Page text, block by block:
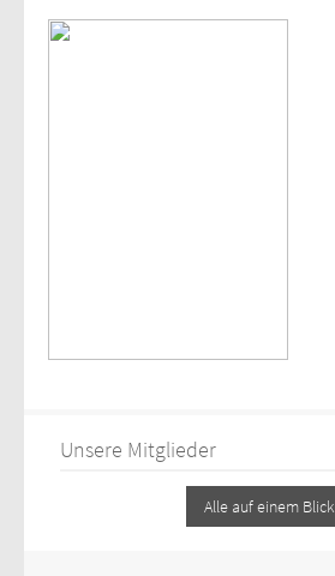
Unsere Mitglieder
Alle auf einem Blick